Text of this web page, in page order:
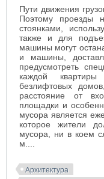
Пути движения
Поэтому проезды
стоянками,
также и для
машины могут
и машины,
предусмотреть
каждой
безлифтовых
расстояние от
площадки и
мусора является
которое жители
мусора, ни в коем
м....
Архитектура